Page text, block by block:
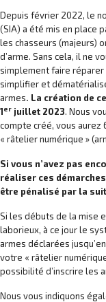
Depuis février 2022, le
(SIA) a été mis en place
les chasseurs (majeurs)
d’arme. Sans cela, il ne
simplement faire réparer
simplifier et
armes. La création de
1er juillet 2023. Nous
compte créé, vous
« râtelier numérique »
Si vous n’avez pas
réaliser ces
être pénalisé par la
Si les débuts de la mise
laborieux, à ce jour le
armes déclarées
votre « râtelier
possibilité d’inscrire les
Nous vous indiquons